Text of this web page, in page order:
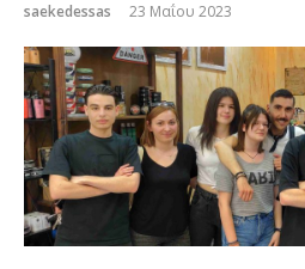
saekedessas 23 Μαΐου 2023